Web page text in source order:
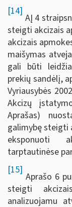
[14]
AĮ 4
steigti akcizais
akcizais
maišymas
gali būti
prekių sandėlį,
Vyriausybės
Akcizų
Aprašas)
galimybę steigti
eksponuoti
tarptautinėse
[15]
Aprašo 6
steigti
analizuojamu